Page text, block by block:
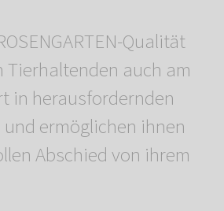
Qualität
Tierhaltenden auch am
in herausfordernden
ermöglichen ihnen
Abschied von ihrem